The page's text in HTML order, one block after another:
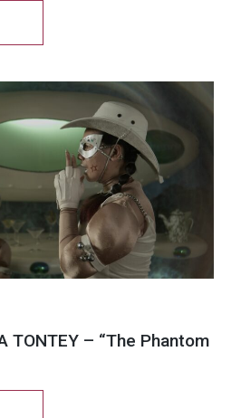
TONTEY – “The Phantom